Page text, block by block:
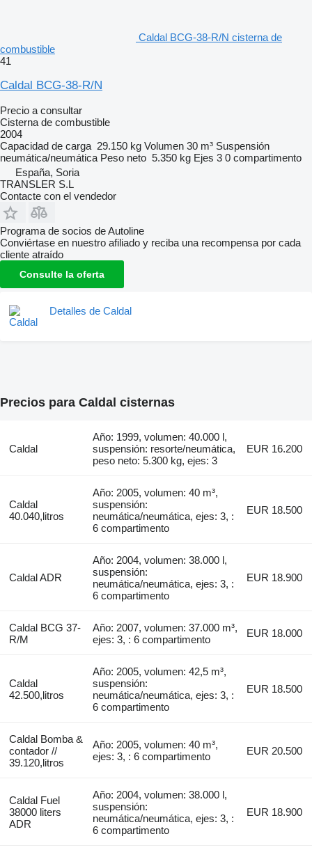
Caldal BCG-38-R/N cisterna de
combustible
41
Caldal BCG-38-R/N
Precio a consultar
Cisterna de combustible
2004
Capacidad de carga 29.150 kg Volumen 30 m³ Suspensión
neumática/neumática Peso neto 5.350 kg Ejes 3 0 compartimento
España, Soria
TRANSLER S.L
Contacte con el vendedor
Programa de socios de Autoline
Conviértase en nuestro afiliado y reciba una recompensa por cada
cliente atraído
Consulte la oferta
Detalles de Caldal
Precios para Caldal cisternas
Caldal
Año: 1999, volumen: 40.000 l,
suspensión: resorte/neumática,
peso neto: 5.300 kg, ejes: 3
EUR 16.200
Caldal
40.040,litros
Año: 2005, volumen: 40 m³,
suspensión:
neumática/neumática, ejes: 3, :
6 compartimento
EUR 18.500
Caldal ADR
Año: 2004, volumen: 38.000 l,
suspensión:
neumática/neumática, ejes: 3, :
6 compartimento
EUR 18.900
Caldal BCG 37-
R/M
Año: 2007, volumen: 37.000 m³,
ejes: 3, : 6 compartimento
EUR 18.000
Caldal
42.500,litros
Año: 2005, volumen: 42,5 m³,
suspensión:
neumática/neumática, ejes: 3, :
6 compartimento
EUR 18.500
Caldal Bomba &
contador //
39.120,litros
Año: 2005, volumen: 40 m³,
ejes: 3, : 6 compartimento
EUR 20.500
Caldal Fuel
38000 liters
ADR
Año: 2004, volumen: 38.000 l,
suspensión:
neumática/neumática, ejes: 3, :
6 compartimento
EUR 18.900